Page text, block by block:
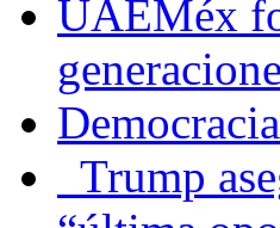
UAEMéx
Trump